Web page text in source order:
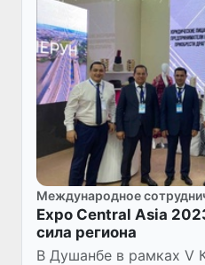
Международное
Expo Central Asia
сила региона
В Душанбе в рамках V